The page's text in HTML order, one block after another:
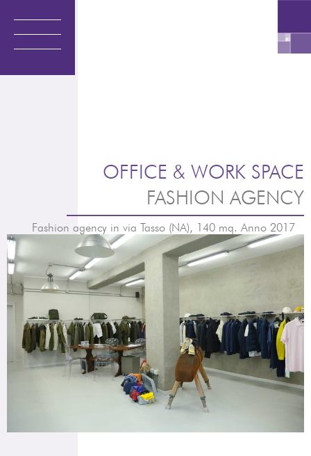
OFFICE & WORK SPACE
FASHION AGENCY
Fashion agency in via Tasso (NA), 140 mq. Anno 2017